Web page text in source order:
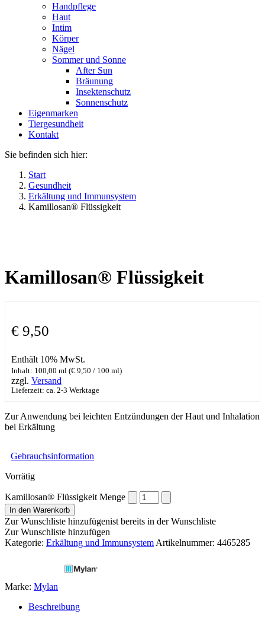
Handpflege
Haut
Intim
Körper
Nägel
Sommer und Sonne
After Sun
Bräunung
Insektenschutz
Sonnenschutz
Eigenmarken
Tiergesundheit
Kontakt
Sie befinden sich hier:
Start
Gesundheit
Erkältung und Immunsystem
Kamillosan® Flüssigkeit
Kamillosan® Flüssigkeit
€ 9,50
Enthält 10% MwSt.
Inhalt: 100,00 ml (€ 9,50 / 100 ml)
zzgl. Versand
Lieferzeit: ca. 2-3 Werktage
Zur Anwendung bei leichten Entzündungen der Haut und Inhalation
bei Erkältung
Gebrauchsinformation
Vorrätig
Kamillosan® Flüssigkeit Menge
In den Warenkorb
Zur Wunschliste hinzufügenist bereits in der Wunschliste
Zur Wunschliste hinzufügen
Kategorie: Erkältung und Immunsystem Artikelnummer: 4465285
Marke: Mylan
Beschreibung